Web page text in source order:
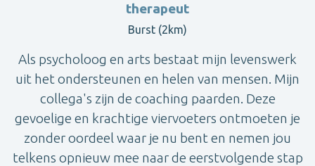
therapeut
Burst (2km)
Als psycholoog en arts bestaat mijn levenswerk
uit het ondersteunen en helen van mensen. Mijn
collega's zijn de coaching paarden. Deze
gevoelige en krachtige viervoeters ontmoeten je
zonder oordeel waar je nu bent en nemen jou
telkens opnieuw mee naar de eerstvolgende stap